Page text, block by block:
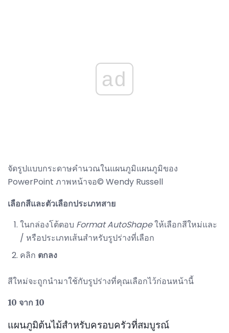
ad
จัดรูปแบบกระดาษคำนวณในแผนภูมิแผนภูมิของ
PowerPoint ภาพหน้าจอ© Wendy Russell
เลือกสีและตัวเลือกประเภทสาย
ในกล่องโต้ตอบ Format AutoShapeให้เลือกสีใหม่และ
/ หรือประเภทเส้นสำหรับรูปร่างที่เลือก
คลิก ตกลง
สีใหม่จะถูกนำมาใช้กับรูปร่างที่คุณเลือกไว้ก่อนหน้านี้
10 จาก 10
แผนภูมิต้นไม้สำหรับครอบครัวที่สมบูรณ์